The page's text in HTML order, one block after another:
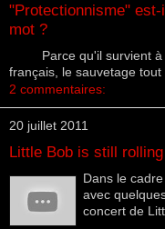
"Protectionnisme"
mot ?
Parce qu'il survient à
français, le sauvetage tout
2 commentaires:
20 juillet 2011
Little Bob is still
Dans le
avec
concert de